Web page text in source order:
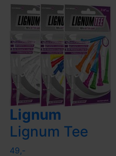
Lignum
Lignum Tee
49,-